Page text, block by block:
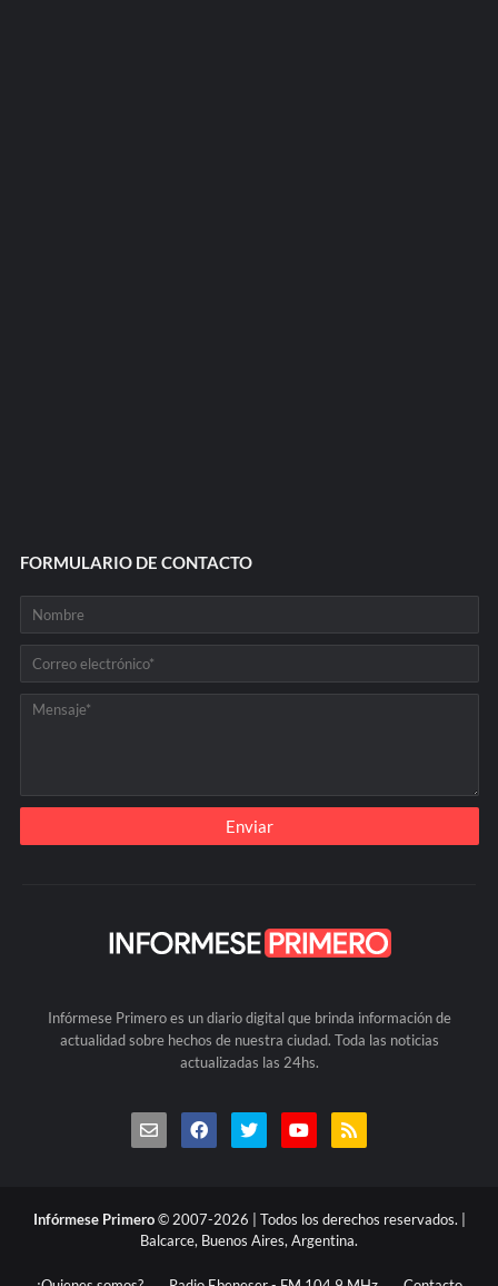
FORMULARIO DE CONTACTO
Infórmese Primero es un diario digital que brinda información de
actualidad sobre hechos de nuestra ciudad. Toda las noticias
actualizadas las 24hs.
Infórmese Primero© 2007-2026 | Todos los derechos reservados. |
Balcarce, Buenos Aires, Argentina.